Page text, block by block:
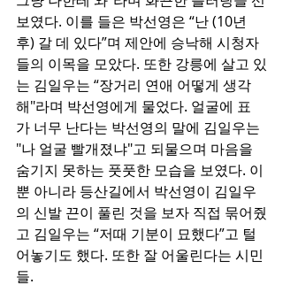
보였다. 이를 들은 박선영은 “난 (10년
후) 갈 데 있다”며 제안에 승낙해 시청자
들의 이목을 모았다. 또한 강릉에 살고 있
는 김일우는 “장거리 연애 어떻게 생각
해"라며 박선영에게 물었다. 얼굴에 표
가 너무 난다는 박선영의 말에 김일우는
"나 얼굴 빨개졌냐"고 되물으며 마음을
숨기지 못하는 풋풋한 모습을 보였다. 이
뿐 아니라 등산길에서 박선영이 김일우
의 신발 끈이 풀린 것을 보자 직접 묶어줬
고 김일우는 “저때 기분이 묘했다”고 털
어놓기도 했다. 또한 잘 어울린다는 시민
들.